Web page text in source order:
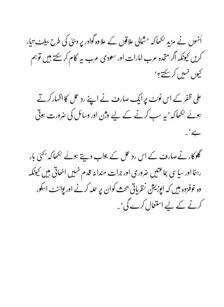
اُنہوں نے مزید لکھا کہ ’شمالی علاقوں کے علاوہ گوادر پر دبئی کی طرح بیلٹ تیار
کریں کیونکہ اگر متحدہ عرب امارات اور سعودی عرب یہ کام کر سکتے ہیں تو ہم
کیوں نہیں کر سکتے؟‘
علی ظفر کے اس ٹوئٹ پر ایک صارف نے اپنے ردِ عمل کا اظہار کرتے
ہوئے لکھا کہ’یہ سب کرنے کے لیے وژن اور وسائل کی ضرورت ہوتی
ہے‘۔
گلوکار نےصارف کے اس ردِ عمل کے جواب دیتے ہوئے لکھا کہ’کئی بار
رہنما اور سیاسی جماعتیں ضروری اور جرات مندانہ قدم نہیں اٹھاتی ہیں کیونکہ
وہ خوفزدہ ہیں کہ اپوزیشن نظریاتی بحث کو ان پر حملہ کرنے اور پوائنٹ اسکور
کرنے کے لیے استعمال کرے گی‘۔